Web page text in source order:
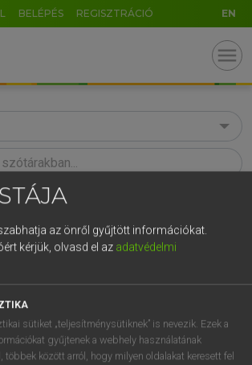
BELÉPÉS REGISZTRÁCIÓ EN
menu
KERESÉS
terminológiai szótár
az önről gyűjtött információkat.
kérjük, olvasd el az adatvédelmi
sütiket „teljesítménysütiknek” is nevezik. Ezek a
gyűjtenek a webhely használatának
többek között arról, hogy milyen oldalakat keresett fel
u i o p
k l é á ű Ω
m , . AltGr